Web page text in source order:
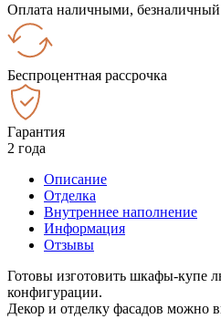
Оплата наличными, безналичный
Беспроцентная рассрочка
Гарантия
2 года
Описание
Отделка
Внутреннее наполнение
Информация
Отзывы
Готовы изготовить шкафы-купе
конфигурации.
Декор и отделку фасадов можно